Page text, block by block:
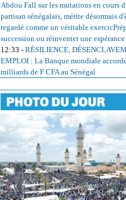
Abdou Fall sur les mutations en cours
partisan sénégalais, mérite désormais
regardé comme un véritable
succession ou réinventer une espérance
12:33 - RÉSILIENCE,
EMPLOI : La Banque mondiale
milliards de F CFA au Sénégal